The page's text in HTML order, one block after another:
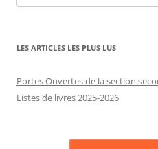
LES ARTICLES LES PLUS LUS
Portes Ouvertes de la section
Listes de livres 2025-2026